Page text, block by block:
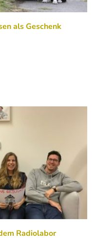
als Geschenk
Radiolabor